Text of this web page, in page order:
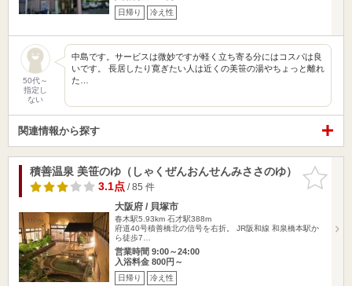
日帰り 冷え性
50代～
指定し
ない
中島です。サービスは微妙ですが軽く立ち寄る分にはコスパは良
いです。 長居したり寛ぎたい人は近くの美笹の湯やちょっと離れ
た…
関連情報から探す
お気に入
りに追加
積善温泉 美笹のゆ（しゃくぜんおんせんみささのゆ）
3.1点/ 85 件
大阪府 / 貝塚市
春木駅5.93km 石才駅388m
府道40号積善橋北の信号を右折。 JR阪和線 和泉橋本駅か
ら徒歩7…
営業時間 9:00～24:00
入浴料金 800円～
日帰り 冷え性